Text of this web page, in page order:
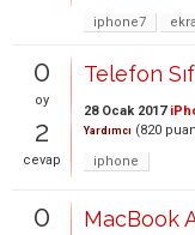
iphone7
0
oy
2
cevap
Telefon
28 Ocak 2017
Yardımcı (820
iphone
0
MacBook